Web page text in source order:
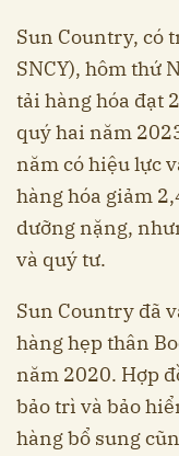
Sun Country, có
SNCY), hôm thứ
tải hàng hóa đạt
quý hai năm
năm có hiệu lực
hàng hóa giảm
dưỡng nặng,
và quý tư.
Sun Country đã
hàng hẹp thân
năm 2020. Hợp
bảo trì và bảo
hàng bổ sung